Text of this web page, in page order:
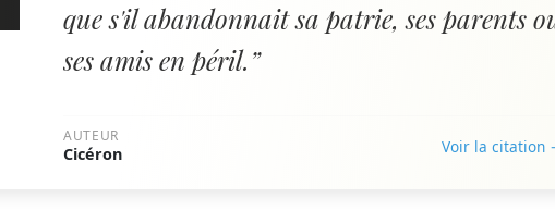
que s'il abandonnait sa patrie, ses parents
ses amis en péril.”
AUTEUR
Cicéron Voir la citation